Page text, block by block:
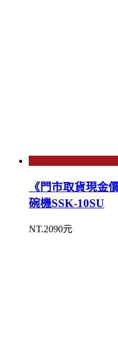
《門市取貨現金
碗機SSK-10SU
NT.2090元